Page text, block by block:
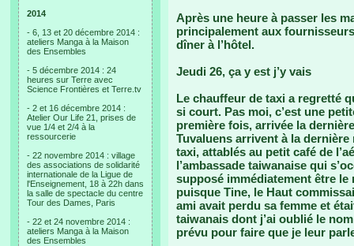
2014
- 6, 13 et 20 décembre 2014 :
ateliers Manga à la Maison
des Ensembles
- 5 décembre 2014 : 24
heures sur Terre avec
Science Frontières et Terre.tv
- 2 et 16 décembre 2014 :
Atelier Our Life 21, prises de
vue 1/4 et 2/4 à la
ressourcerie
- 22 novembre 2014 : village
des associations de solidarité
internationale de la Ligue de
l'Enseignement, 18 à 22h dans
la salle de spectacle du centre
Tour des Dames, Paris
- 22 et 24 novembre 2014 :
ateliers Manga à la Maison
des Ensembles
Après une heure à passer les
principalement aux
dîner à l’hôtel.
Jeudi 26, ça y est j’y vais
Le chauffeur de taxi a regretté
si court. Pas moi, c’est une
première fois, arrivée la
Tuvaluens arrivent à la
taxi, attablés au petit café de
l’ambassade taiwanaise qui
supposé immédiatement être le
puisque Tine, le Haut
ami avait perdu sa femme et
taiwanais dont j’ai oublié le
prévu pour faire que je leur